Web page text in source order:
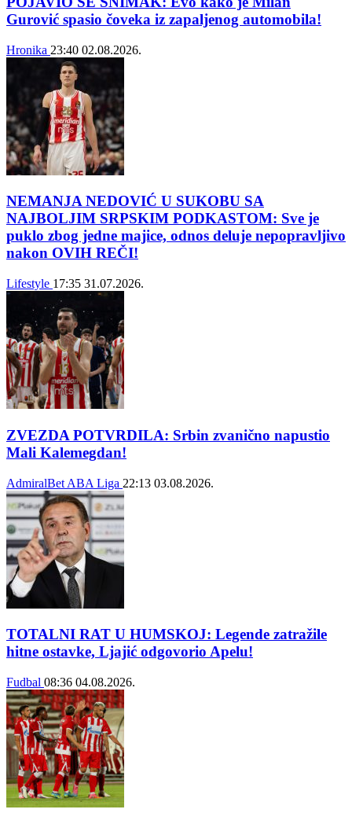
Gurović spasio čoveka iz zapaljenog automobila!
Hronika 23:40 02.08.2026.
NEMANJA NEDOVIĆ U SUKOBU SA
NAJBOLJIM SRPSKIM PODKASTOM: Sve je
puklo zbog jedne majice, odnos deluje nepopravljivo
nakon OVIH REČI!
Lifestyle 17:35 31.07.2026.
ZVEZDA POTVRDILA: Srbin zvanično napustio
Mali Kalemegdan!
AdmiralBet ABA Liga 22:13 03.08.2026.
TOTALNI RAT U HUMSKOJ: Legende zatražile
hitne ostavke, Ljajić odgovorio Apelu!
Fudbal 08:36 04.08.2026.